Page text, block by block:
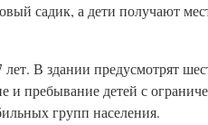
садик, а дети получают
лет. В здании предусмотрят
и пребывание детей с
групп населения.